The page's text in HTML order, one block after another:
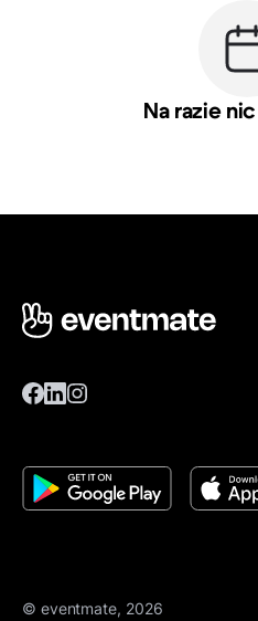
Na razie
© eventmate, 2026